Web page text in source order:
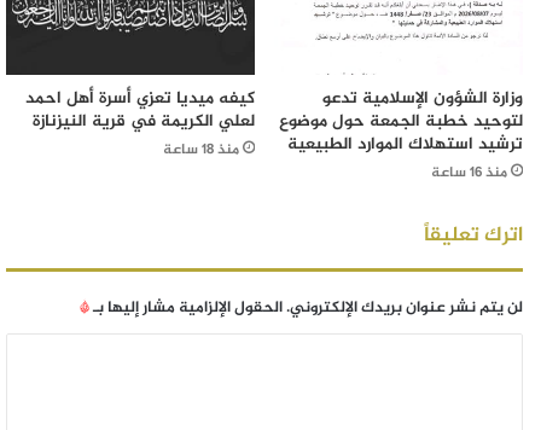
وزارة الشؤون الإسلامية تدعو
لتوحيد خطبة الجمعة حول موضوع
ترشيد استهلاك الموارد الطبيعية
منذ 16 ساعة
كيفه ميديا تعزي أسرة أهل احمد
لعلي الكريمة في قرية النيزنازة
منذ 18 ساعة
اترك تعليقاً
لن يتم نشر عنوان بريدك الإلكتروني.الحقول الإلزامية مشار إليها بـ*